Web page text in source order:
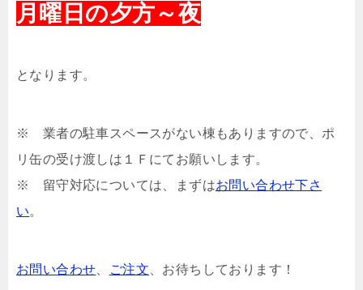
月曜日の夕方～夜
となります。
※ 業者の駐車スペースがない棟もありますので、ポ
リ缶の受け渡しは１Ｆにてお願いします。
※ 留守対応については、まずはお問い合わせ下さ
い。
お問い合わせ ご注文 、お待ちしております！